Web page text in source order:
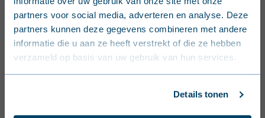
partners voor social media, adverteren en analyse. Deze
partners kunnen deze gegevens combineren met andere
informatie die u aan ze heeft verstrekt of die ze hebben
verzameld op basis van uw gebruik van hun services.
Details tonen
Français (Belgique)
Nederlands (Nederland)
Deutsch (Deutschland)
Nos valeurs : « Nous sommes IDEAL » signifie
Interconnectés, Dynamiques, Engagés, Adaptables et
Loyaux.
Cadre de responsabilité : Conformément aux politiques
du groupe Kingspan, notre fonction de conformité
fonctionne de manière indépendante afin de garantir